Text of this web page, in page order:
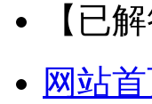
【已解
网站